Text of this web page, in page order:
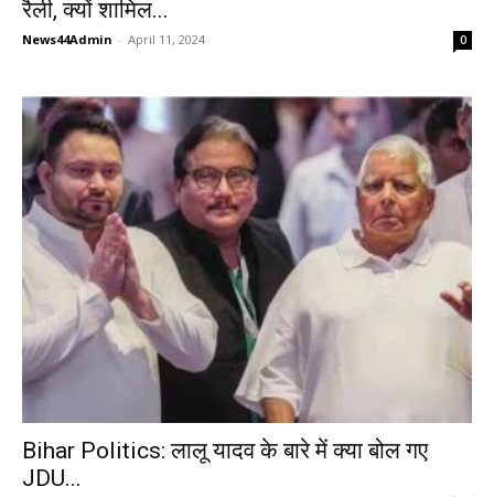
रैली, क्यों शामिल...
News44Admin - April 11, 2024 0
Bihar Politics: लालू यादव के बारे में क्या बोल गए
JDU...